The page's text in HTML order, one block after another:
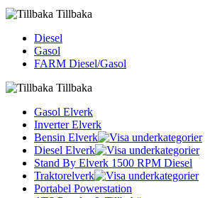
Tillbaka
Diesel
Gasol
FARM Diesel/Gasol
Tillbaka
Gasol Elverk
Inverter Elverk
Bensin Elverk
Diesel Elverk
Stand By Elverk 1500 RPM Diesel
Traktorelverk
Portabel Powerstation